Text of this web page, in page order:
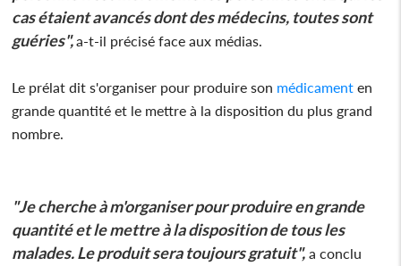
cas étaient avancés dont des médecins, toutes sont
guéries",a-t-il précisé face aux médias.
Le prélat dit s'organiser pour produire son médicament en
grande quantité et le mettre à la disposition du plus grand
nombre.
"Je cherche à m'organiser pour produire en grande
quantité et le mettre à la disposition de tous les
malades. Le produit sera toujours gratuit", a conclu